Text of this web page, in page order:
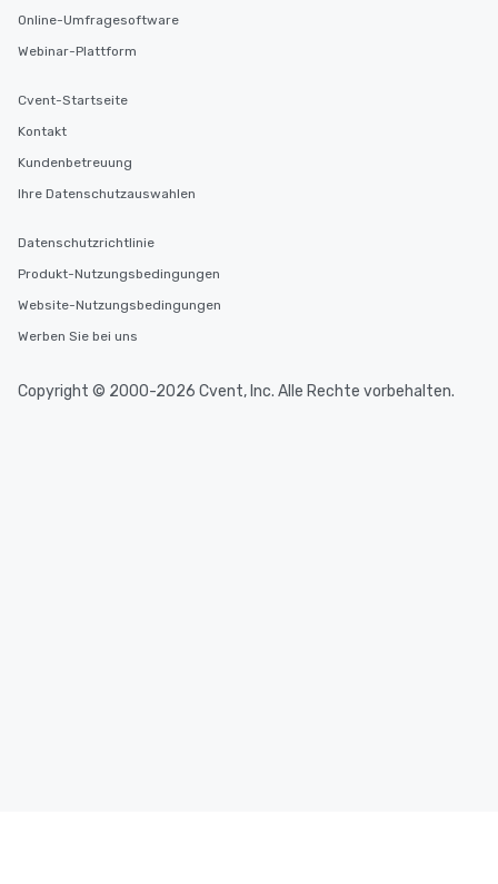
Online-Umfragesoftware
Webinar-Plattform
Cvent-Startseite
Kontakt
Kundenbetreuung
Ihre Datenschutzauswahlen
Datenschutzrichtlinie
Produkt-Nutzungsbedingungen
Website-Nutzungsbedingungen
Werben Sie bei uns
Copyright © 2000-2026 Cvent, Inc. Alle Rechte vorbehalten.